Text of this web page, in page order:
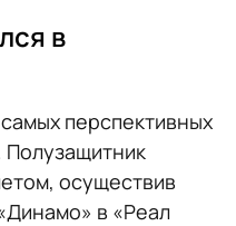
в
перспективных
Полузащитник
осуществив
в «Реал